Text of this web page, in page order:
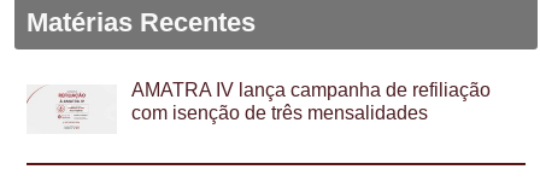
Matérias Recentes
AMATRA IV lança campanha de refiliação
com isenção de três mensalidades